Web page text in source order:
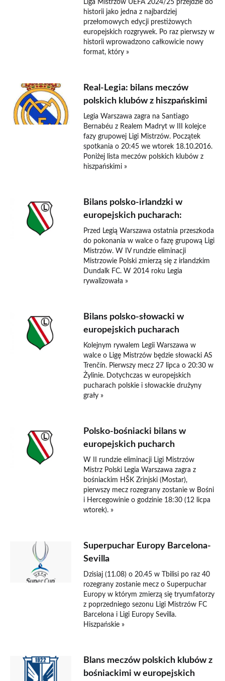
Liga Mistrzów UEFA 2024/25 przejdzie do
historii jako jedna z najbardziej
przełomowych edycji prestiżowych
europejskich rozgrywek. Po raz pierwszy w
historii wprowadzono całkowicie nowy
format, który »
Real-Legia: bilans meczów
polskich klubów z hiszpańskimi
Legia Warszawa zagra na Santiago
Bernabéu z Realem Madryt w III kolejce
fazy grupowej Ligi Mistrzów. Początek
spotkania o 20:45 we wtorek 18.10.2016.
Poniżej lista meczów polskich klubów z
hiszpańskimi »
Bilans polsko-irlandzki w
europejskich pucharach:
Przed Legią Warszawa ostatnia przeszkoda
do pokonania w walce o fazę grupową Ligi
Mistrzów. W IV rundzie eliminacji
Mistrzowie Polski zmierzą się z irlandzkim
Dundalk FC. W 2014 roku Legia
rywalizowała »
Bilans polsko-słowacki w
europejskich pucharach
Kolejnym rywalem Legii Warszawa w
walce o Ligę Mistrzów będzie słowacki AS
Trenčín. Pierwszy mecz 27 lipca o 20:30 w
Żylinie. Dotychczas w europejskich
pucharach polskie i słowackie drużyny
grały »
Polsko-bośniacki bilans w
europejskich pucharch
W II rundzie eliminacji Ligi Mistrzów
Mistrz Polski Legia Warszawa zagra z
bośniackim HŠK Zrinjski (Mostar),
pierwszy mecz rozegrany zostanie w Bośni
i Hercegowinie o godzinie 18:30 (12 licpa
wtorek). »
Superpuchar Europy Barcelona-
Sevilla
Dzisiaj (11.08) o 20.45 w Tbilisi po raz 40
rozegrany zostanie mecz o Superpuchar
Europy w którym zmierzą się tryumfatorzy
z poprzedniego sezonu Ligi Mistrzów FC
Barcelona i Ligi Europy Sevilla.
Hiszpańskie »
Blans meczów polskich klubów z
bośniackimi w europejskich